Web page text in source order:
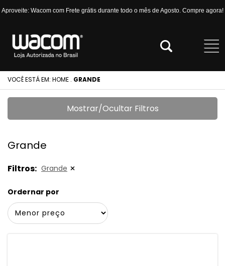
Aproveite: Wacom com Frete grátis durante todo o mês de Agosto. Compre agora!
VOCÊ ESTÁ EM: HOME . GRANDE
Mostrar/Ocultar Filtros
Grande
Filtros: Grande
Ordernar por